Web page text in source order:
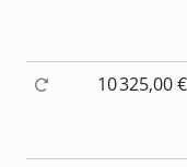
10 325,00 €